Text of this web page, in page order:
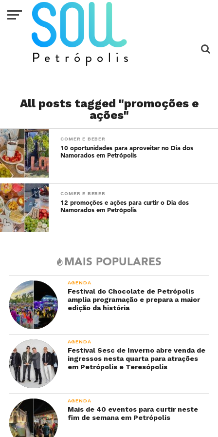
All posts tagged "promoções e
ações"
COMER E BEBER
10 oportunidades para aproveitar no Dia dos
Namorados em Petrópolis
COMER E BEBER
12 promoções e ações para curtir o Dia dos
Namorados em Petrópolis
MAIS POPULARES
AGENDA
Festival do Chocolate de Petrópolis
amplia programação e prepara a maior
edição da história
AGENDA
Festival Sesc de Inverno abre venda de
ingressos nesta quarta para atrações
em Petrópolis e Teresópolis
AGENDA
Mais de 40 eventos para curtir neste
fim de semana em Petrópolis